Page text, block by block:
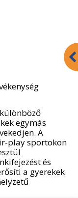
egymás
A
play sportokon
és
a gyerekek